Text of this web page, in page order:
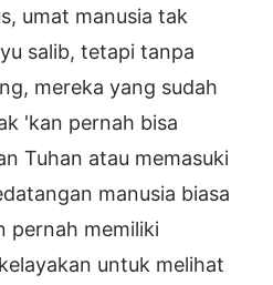
umat manusia tak
salib, tetapi tanpa
mereka yang sudah
'kan pernah bisa
Tuhan atau memasuki
manusia biasa
pernah memiliki
untuk melihat